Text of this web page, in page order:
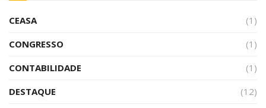
CEASA
(1)
CONGRESSO
(1)
CONTABILIDADE
(1)
DESTAQUE
(12)